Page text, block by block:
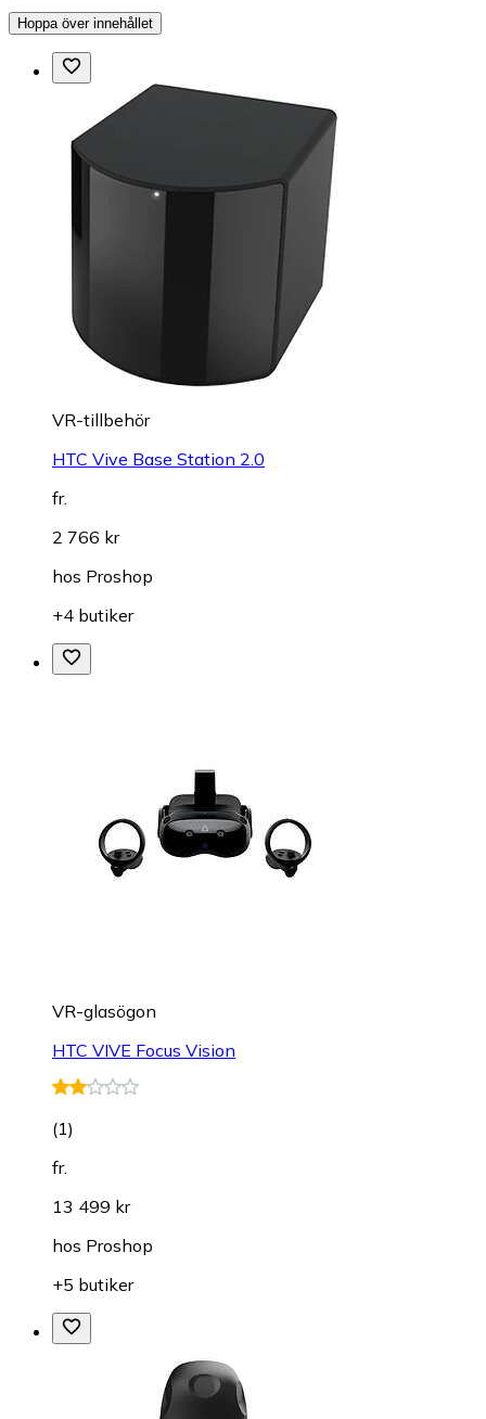
Hoppa över innehållet
VR-tillbehör
HTC Vive Base Station 2.0
fr.
2 766 kr
hos Proshop
+4 butiker
VR-glasögon
HTC VIVE Focus Vision
(1)
fr.
13 499 kr
hos Proshop
+5 butiker